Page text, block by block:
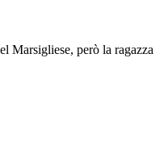
Marsigliese, però la ragazza